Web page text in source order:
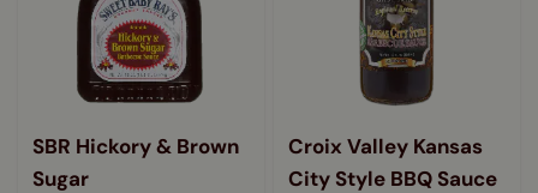
SBR Hickory & Brown
Sugar
Croix Valley Kansas
City Style BBQ Sauce